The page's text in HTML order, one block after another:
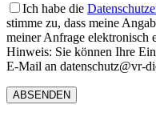
Ich habe die
stimme zu, dass meine
meiner Anfrage elektronisch
Hinweis: Sie können Ihre
E-Mail an datenschutz@vr-